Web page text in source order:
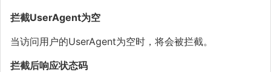
拦截UserAgent为空
当访问用户的UserAgent为空时，将会被拦截。
拦截后响应状态码